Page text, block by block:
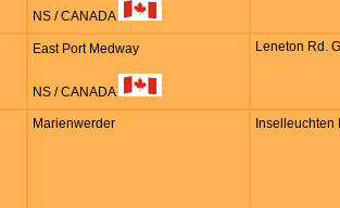
NS / CANADA
East Port Medway
NS / CANADA
Leneton Rd.
Marienwerder Inselleuchten